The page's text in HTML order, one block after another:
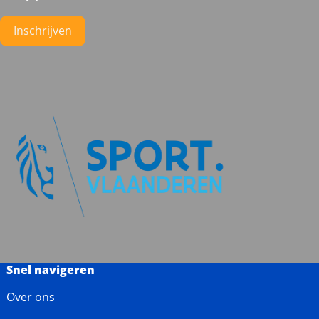
Instagram
FacebookLinkedIn
Snel navigeren
Over ons
Inschrijven